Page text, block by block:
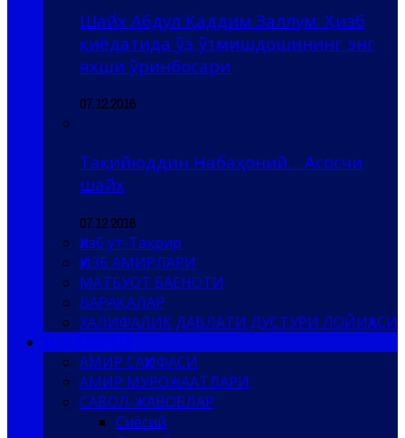
Шайх Абдул Қаддим Заллум: Ҳизб
қиёдатида ўз ўтмишдошининг энг
яхши ўринбосари
07.12.2016
Тақийюддин Набаҳоний… Асосчи
шайх
07.12.2016
Ҳизб ут-Таҳрир
ҲИЗБ АМИРЛАРИ
МАТБУОТ БАЁНОТИ
ВАРАҚАЛАР
ХАЛИФАЛИК ДАВЛАТИ ДУСТУРИ ЛОЙИҲАСИ
АМИР САҲИФАСИ
АМИР МУРОЖААТЛАРИ
САВОЛ-ЖАВОБЛАР
Сиёсий